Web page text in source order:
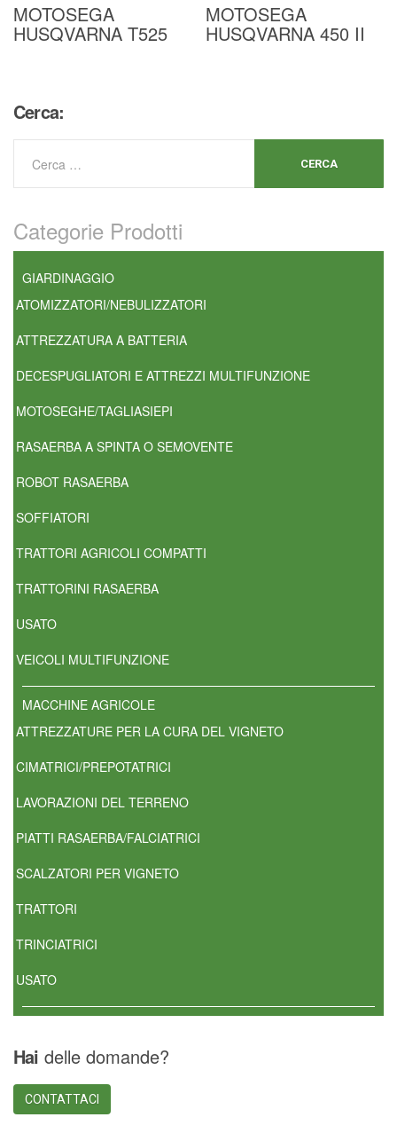
MOTOSEGA
HUSQVARNA T525
MOTOSEGA
HUSQVARNA 450 II
Cerca:
Categorie Prodotti
GIARDINAGGIO
ATOMIZZATORI/NEBULIZZATORI
ATTREZZATURA A BATTERIA
DECESPUGLIATORI E ATTREZZI MULTIFUNZIONE
MOTOSEGHE/TAGLIASIEPI
RASAERBA A SPINTA O SEMOVENTE
ROBOT RASAERBA
SOFFIATORI
TRATTORI AGRICOLI COMPATTI
TRATTORINI RASAERBA
USATO
VEICOLI MULTIFUNZIONE
MACCHINE AGRICOLE
ATTREZZATURE PER LA CURA DEL VIGNETO
CIMATRICI/PREPOTATRICI
LAVORAZIONI DEL TERRENO
PIATTI RASAERBA/FALCIATRICI
SCALZATORI PER VIGNETO
TRATTORI
TRINCIATRICI
USATO
Hai delle domande?
CONTATTACI